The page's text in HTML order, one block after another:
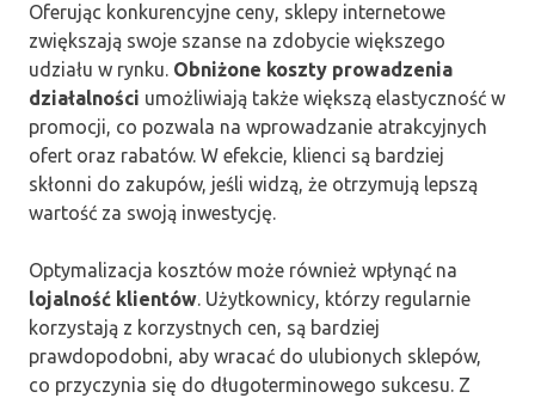
Oferując konkurencyjne ceny, sklepy internetowe
zwiększają swoje szanse na zdobycie większego
udziału w rynku. Obniżone koszty prowadzenia
działalności umożliwiają także większą elastyczność w
promocji, co pozwala na wprowadzanie atrakcyjnych
ofert oraz rabatów. W efekcie, klienci są bardziej
skłonni do zakupów, jeśli widzą, że otrzymują lepszą
wartość za swoją inwestycję.
Optymalizacja kosztów może również wpłynąć na
lojalność klientów. Użytkownicy, którzy regularnie
korzystają z korzystnych cen, są bardziej
prawdopodobni, aby wracać do ulubionych sklepów,
co przyczynia się do długoterminowego sukcesu. Z